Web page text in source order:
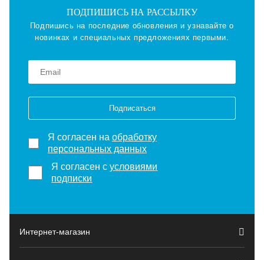
ПОДПИШИСЬ НА РАССЫЛКУ
Подпишись на последние обновления и узнавайте о
новинках и специальных предложениях первыми.
Подписаться
Я согласен на обработку
персональных данных
Я согласен сусловиями
подписки
Интернет-магазин